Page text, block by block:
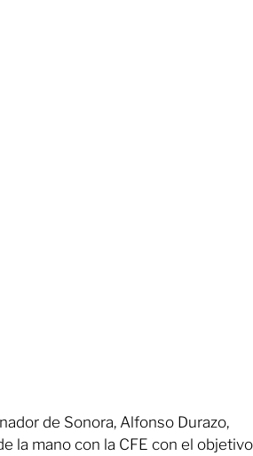
de Sonora, Alfonso Durazo,
la mano con la CFE con el objetivo